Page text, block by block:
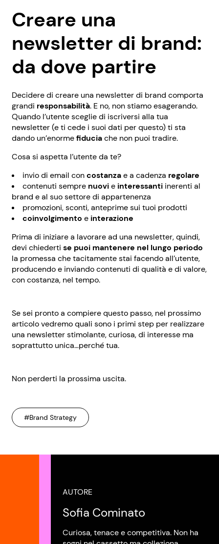
Creare una
newsletter di brand:
da dove partire
Decidere di creare una newsletter di brand comporta
grandi responsabilità. E no, non stiamo esagerando.
Quando l’utente sceglie di iscriversi alla tua
newsletter (e ti cede i suoi dati per questo) ti sta
dando un’enormefiduciache non puoi tradire.
Cosa si aspetta l’utente da te?
invio di email concostanzae a cadenza regolare
contenuti sempre nuovie interessanti inerenti al
brand e al suo settore di appartenenza
promozioni, sconti, anteprime sui tuoi prodotti
coinvolgimento e interazione
Prima di iniziare a lavorare ad una newsletter, quindi,
devi chiederti se puoi mantenere nel lungo periodo
la promessa che tacitamente stai facendo all’utente,
producendo e inviando contenuti di qualità e di valore,
con costanza, nel tempo.
Se sei pronto a compiere questo passo, nel prossimo
articolo vedremo quali sono i primi step per realizzare
una newsletter stimolante, curiosa, di interesse ma
soprattutto unica…perché tua.
Non perderti la prossima uscita.
#Brand Strategy
AUTORE
Sofia Cominato
Curiosa, tenace e competitiva. Non ha